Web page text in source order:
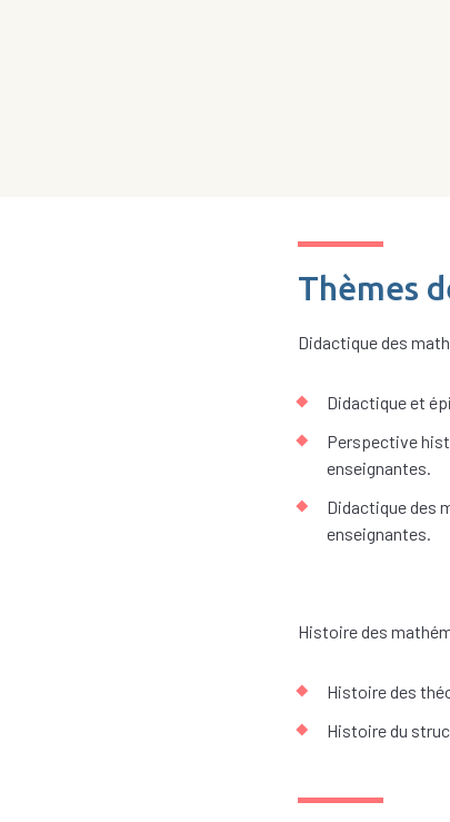
Thèmes
Didactique des
Didactique et
Perspective
enseignantes.
Didactique des
enseignantes.
Histoire des
Histoire des
Histoire du